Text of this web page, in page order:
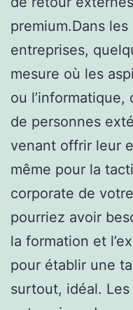
premium.Dans
entreprises,
mesure où les
ou l’informatique,
de personnes
venant offrir leur
même pour la
corporate de
pourriez avoir
la formation et
pour établir une
surtout, idéal.